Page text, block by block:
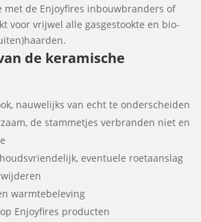
met de Enjoyfires inbouwbranders of
voor vrijwel alle gasgestookte en bio-
de keramische
nauwelijks van echt te onderscheiden
de stammetjes verbranden niet en
eventuele roetaanslag
warmtebeleving
Enjoyfires producten